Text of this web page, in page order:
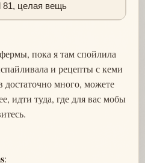
81, целая вещь
пока я там спойлила
и рецепты с кеми
достаточно много, можете
идти туда, где для вас мобы
: